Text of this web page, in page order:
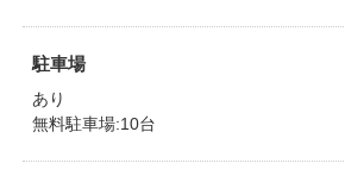
駐車場
あり
無料駐車場:10台